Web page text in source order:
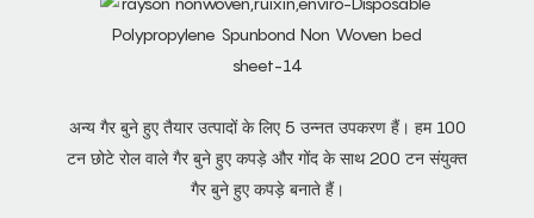
अन्य गैर बुने हुए तैयार उत्पादों के लिए 5 उन्नत उपकरण हैं। हम 100
टन छोटे रोल वाले गैर बुने हुए कपड़े और गोंद के साथ 200 टन संयुक्त
गैर बुने हुए कपड़े बनाते हैं।